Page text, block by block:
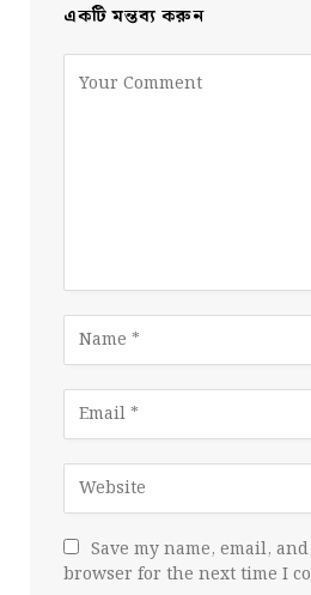
একটি মন্তব্য করুন
Save my name, email,
browser for the next time I